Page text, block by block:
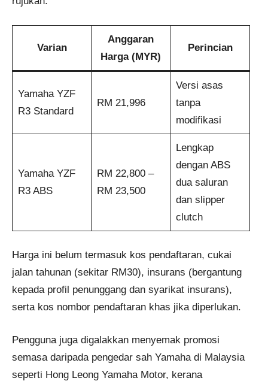
Varian
Anggaran
Harga (MYR)
Perincian
Yamaha YZF
R3 Standard
RM 21,996
Versi asas
tanpa
modifikasi
Yamaha YZF
R3 ABS
RM 22,800 –
RM 23,500
Lengkap
dengan ABS
dua saluran
dan slipper
clutch
Harga ini belum termasuk kos pendaftaran, cukai
jalan tahunan (sekitar RM30), insurans (bergantung
kepada profil penunggang dan syarikat insurans),
serta kos nombor pendaftaran khas jika diperlukan.
Pengguna juga digalakkan menyemak promosi
semasa daripada pengedar sah Yamaha di Malaysia
seperti Hong Leong Yamaha Motor, kerana